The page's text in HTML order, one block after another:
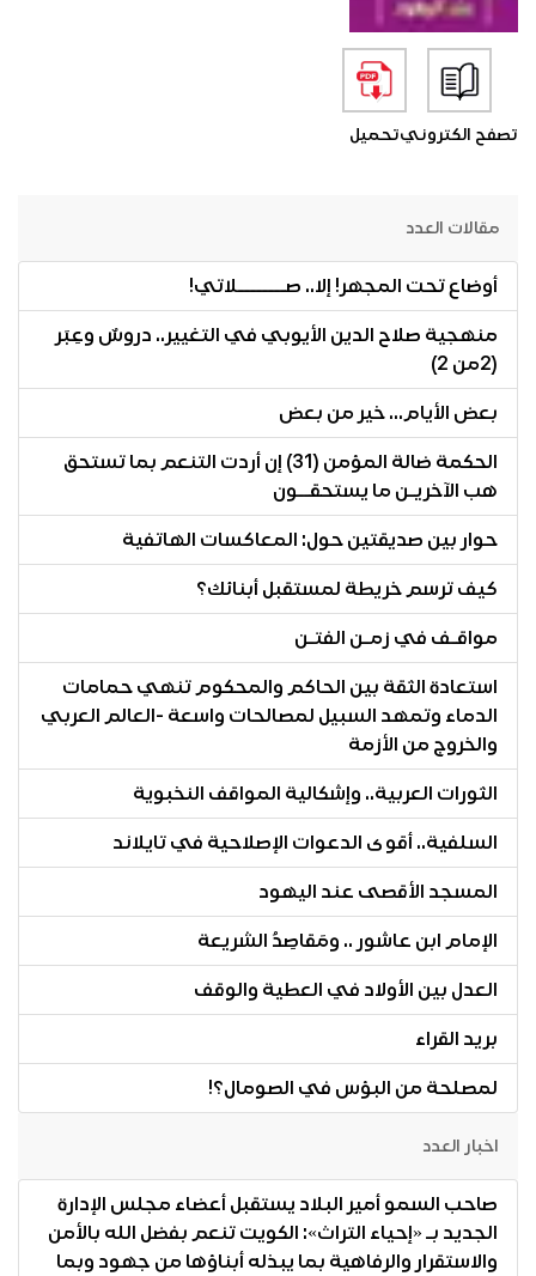
تصفح الكترونيتحميل
مقالات العدد
أوضاع تحت المجهر! إلا.. صــــــــلاتي!
منهجية صلاح الدين الأيوبي في التغيير.. دروسٌ وعِبَر
(2من 2)
بعض الأيام... خير من بعض
الحكمة ضالة المؤمن (31) إن أردت التنعم بما تستحق
هب الآخريـن ما يستحقــون
حوار بين صديقتين حول: المعاكسات الهاتفية
كيف ترسم خريطة لمستقبل أبنائك؟
مواقـف في زمـن الفتـن
استعادة الثقة بين الحاكم والمحكوم تنهي حمامات
الدماء وتمهد السبيل لمصالحات واسعة -العالم العربي
والخروج من الأزمة
الثورات العربية.. وإشكالية المواقف النخبوية
السلفية.. أقوى الدعوات الإصلاحية في تايلاند
المسجد الأقصى عند اليهود
الإمام ابن عاشور .. ومَقاصِدُ الشريعة
العدل بين الأولاد في العطية والوقف
بريد القراء
لمصلحة من البؤس في الصومال؟!
اخبار العدد
صاحب السمو أمير البلاد يستقبل أعضاء مجلس الإدارة
الجديد بـ «إحياء التراث»: الكويت تنعم بفضل الله بالأمن
والاستقرار والرفاهية بما يبذله أبناؤها من جهود وبما